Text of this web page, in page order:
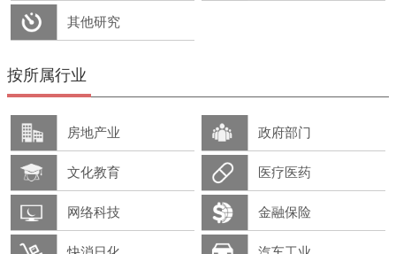
其他研究
按所属行业
房地产业 政府部门
文化教育 医疗医药
网络科技 金融保险